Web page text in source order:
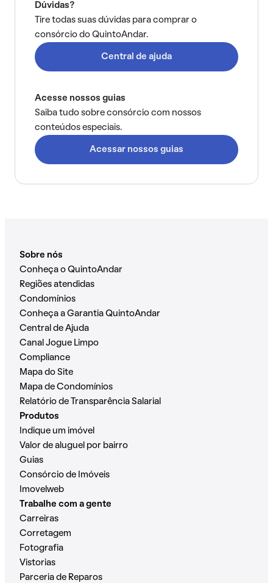
Dúvidas?
Tire todas suas dúvidas para comprar o
consórcio do QuintoAndar.
Central de ajuda
Acesse nossos guias
Saiba tudo sobre consórcio com nossos
conteúdos especiais.
Acessar nossos guias
Sobre nós
Conheça o QuintoAndar
Regiões atendidas
Condomínios
Conheça a Garantia QuintoAndar
Central de Ajuda
Canal Jogue Limpo
Compliance
Mapa do Site
Mapa de Condomínios
Relatório de Transparência Salarial
Produtos
Indique um imóvel
Valor de aluguel por bairro
Guias
Consórcio de Imóveis
Imovelweb
Trabalhe com a gente
Carreiras
Corretagem
Fotografia
Vistorias
Parceria de Reparos